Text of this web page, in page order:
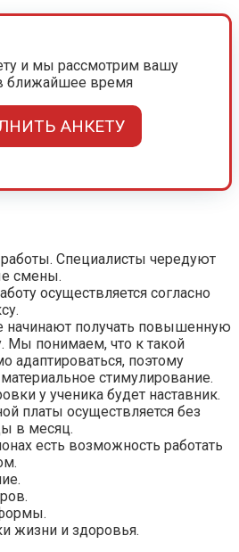
и мы рассмотрим вашу
ближайшее время
АНКЕТУ
Специалисты чередуют
смены.
осуществляется согласно
начинают получать повышенную
Мы понимаем, что к такой
адаптироваться, поэтому
стимулирование.
у ученика будет наставник.
платы осуществляется без
в месяц.
есть возможность работать
жизни и здоровья.